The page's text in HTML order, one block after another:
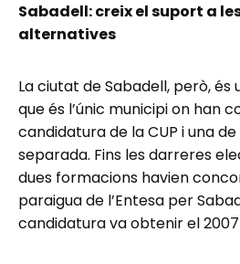
Sabadell: creix el suport a
alternatives
La ciutat de Sabadell, però, és
que és l’únic municipi on han
candidatura de la CUP i una
separada. Fins les darreres
dues formacions havien
paraigua de l’Entesa per
candidatura va obtenir el 2007